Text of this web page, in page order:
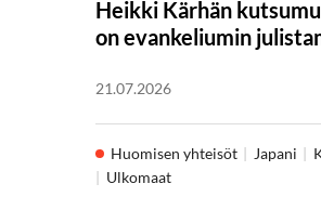
Heikki Kärhän
on evankeliumin
21.07.2026
Huomisen yhteisöt Japani
Ulkomaat